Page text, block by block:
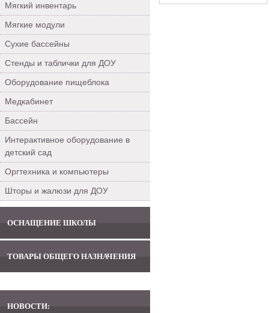
Мягкий инвентарь
Мягкие модули
Сухие бассейны
Стенды и таблички для ДОУ
Оборудование пищеблока
Медкабинет
Бассейн
Интерактивное оборудование в
детский сад
Оргтехника и компьютеры
Шторы и жалюзи для ДОУ
ОСНАЩЕНИЕ ШКОЛЫ
ТОВАРЫ ОБЩЕГО НАЗНАЧЕНИЯ
НОВОСТИ: